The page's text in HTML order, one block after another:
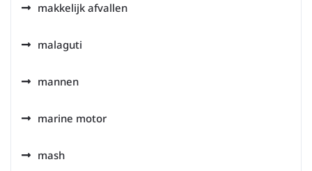
makkelijk afvallen
malaguti
mannen
marine motor
mash